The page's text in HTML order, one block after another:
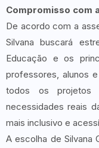
Compromisso com
De acordo com a
Silvana buscará
Educação e os
professores, alunos
todos os projetos
necessidades reais
mais inclusivo e
A escolha de Silvana